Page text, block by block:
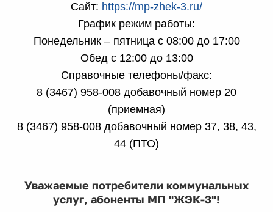
Сайт: https://mp-zhek-3.ru/
График режим работы:
Понедельник – пятница с 08:00 до 17:00
Обед с 12:00 до 13:00
Справочные телефоны/факс:
8 (3467) 958-008 добавочный номер 20
(приемная)
8 (3467) 958-008 добавочный номер 37, 38, 43,
44 (ПТО)
Уважаемые потребители коммунальных
услуг, абоненты МП "ЖЭК-3"!